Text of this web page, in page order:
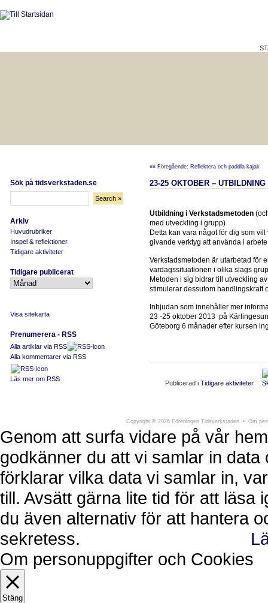
Sök på tidsverkstaden.se
Arkiv
Huvudrubriker
Inspel & reflektioner
Tidigare aktiviteter
Tidigare publicerat
Visa sitekarta
Prenumerera - RSS
Alla artiklar via RSS
Alla kommentarer via RSS
Läs mer om RSS
«« Föregående: Reflektera och paddla kajak
23-25 OKTOBER –
Utbildning i Verkstadsmetoden
med utveckling i grupp)
Detta kan vara något för dig som
givande verktyg att använda i
Verkstadsmetoden är utarbetad för
vardagssituationen i olika slags
Metoden i sig bidrar till utveckling
stimulerar dessutom handlingskraft
Inbjudan som innehåller mer
23 -25 oktober 2013 på
Göteborg 6 månader efter kursen
Publicerad i Tidigare aktiviteter
Copyright © 2026 Föreningen Tidsverkstaden • Om
Genom att surfa vidare på vår
godkänner du att vi samlar in
förklarar vilka data vi samlar in,
till. Avsätt gärna lite tid för att läsa
du även alternativ för att hantera
sekretess.
Om personuppgifter och Cookies
Stäng